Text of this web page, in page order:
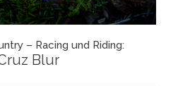
– Racing und Riding:
Blur